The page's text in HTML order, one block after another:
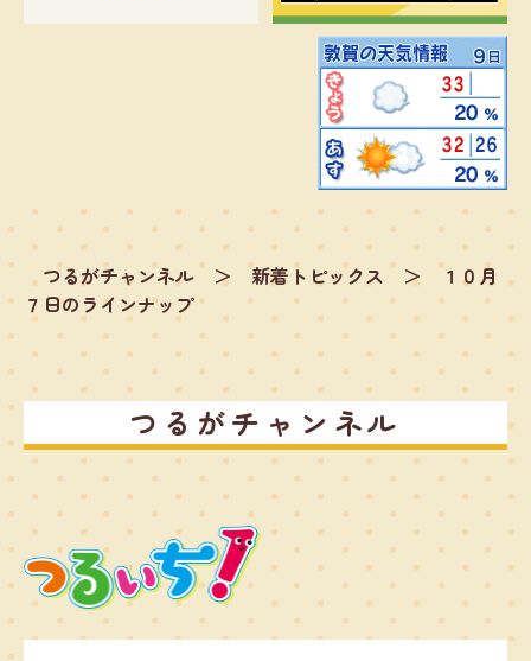
つるがチャンネル ＞ 新着トピックス ＞
１０月
７日のラインナップ
つるがチャンネル